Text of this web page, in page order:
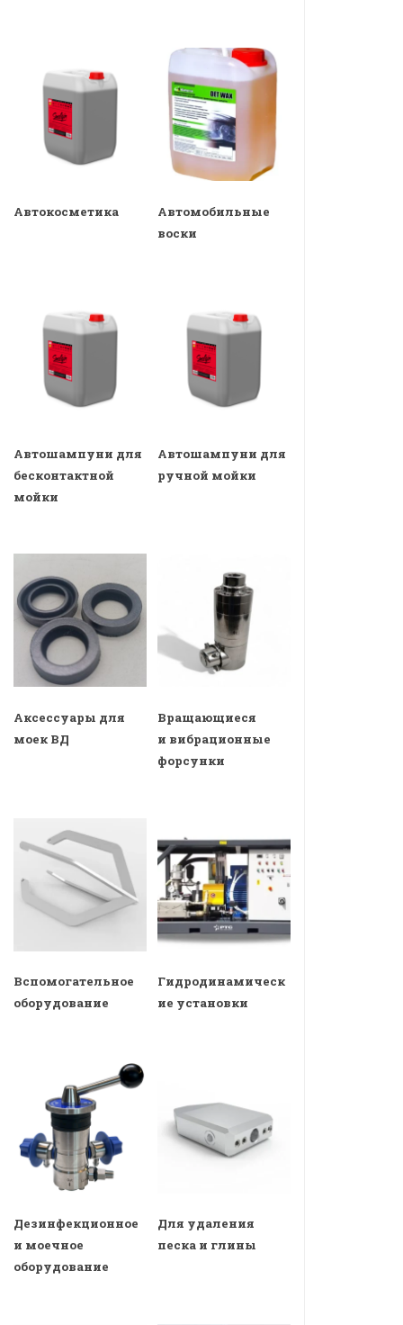
Автокосметика
Автомобильные
воски
Автошампуни для
бесконтактной
мойки
Автошампуни для
ручной мойки
Аксессуары для
моек ВД
Вращающиеся
и вибрационные
форсунки
Вспомогательное
оборудование
Гидродинамическ
ие установки
Дезинфекционное
и моечное
оборудование
Для удаления
песка и глины